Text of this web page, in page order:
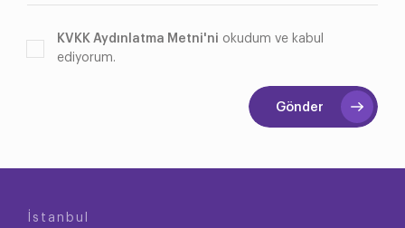
KVKK Aydınlatma Metni'ni okudum ve kabul
ediyorum.
Gönder
İstanbul